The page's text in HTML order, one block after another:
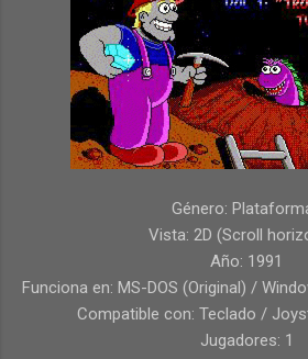
Género:
Vista: 2D (Scroll
Año: 1991
Funciona en: MS-DOS (Original) /
Compatible con: Teclado /
Jugadores: 1